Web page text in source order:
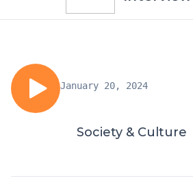
January 20, 2024
Society & Culture